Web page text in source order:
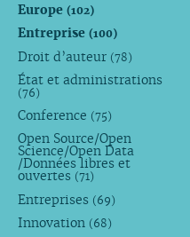
Europe (102)
Entreprise (100)
Droit d’auteur (78)
État et administrations
(76)
Conference (75)
Open Source/Open
Science/Open Data
/Données libres et
ouvertes (71)
Entreprises (69)
Innovation (68)